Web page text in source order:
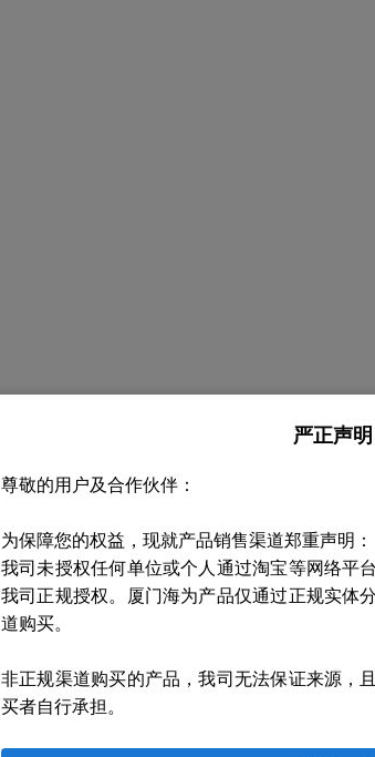
严正声明
尊敬的用户及合作伙伴：
为保障您的权益，现就产品销售渠道郑重声明：
我司未授权任何单位或个人通过淘宝等网络平
我司正规授权。厦门海为产品仅通过正规实体
道购买。
非正规渠道购买的产品，我司无法保证来源，
买者自行承担。